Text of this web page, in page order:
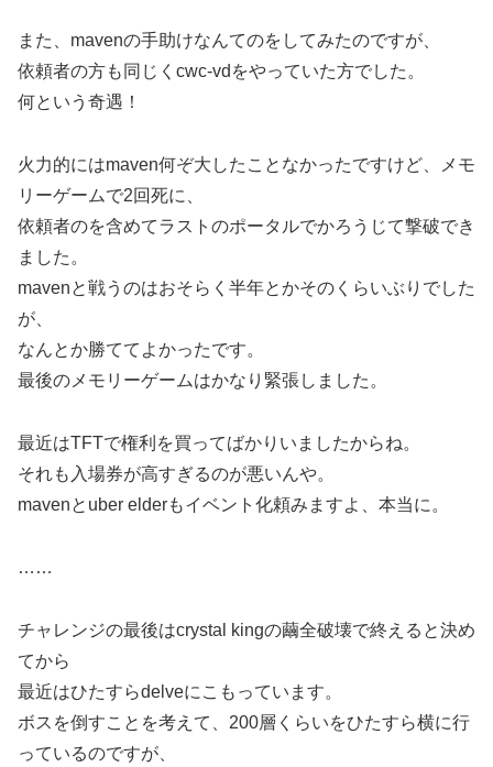
また、mavenの手助けなんてのをしてみたのですが、
依頼者の方も同じくcwc-vdをやっていた方でした。
何という奇遇！
火力的にはmaven何ぞ大したことなかったですけど、メモ
リーゲームで2回死に、
依頼者のを含めてラストのポータルでかろうじて撃破でき
ました。
mavenと戦うのはおそらく半年とかそのくらいぶりでした
が、
なんとか勝ててよかったです。
最後のメモリーゲームはかなり緊張しました。
最近はTFTで権利を買ってばかりいましたからね。
それも入場券が高すぎるのが悪いんや。
mavenとuber elderもイベント化頼みますよ、本当に。
……
チャレンジの最後はcrystal kingの繭全破壊で終えると決め
てから
最近はひたすらdelveにこもっています。
ボスを倒すことを考えて、200層くらいをひたすら横に行
っているのですが、